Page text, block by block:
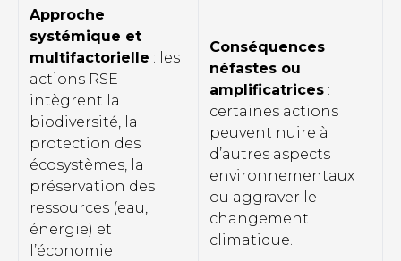
Approche
systémique et
multifactorielle : les
actions RSE
intègrent la
biodiversité, la
protection des
écosystèmes, la
préservation des
ressources (eau,
énergie) et
l’économie
Conséquences
néfastes ou
amplificatrices :
certaines actions
peuvent nuire à
d’autres aspects
environnementaux
ou aggraver le
changement
climatique.